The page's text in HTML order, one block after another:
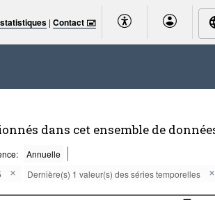
|Contact 🖃
dans cet ensemble de
Annuelle
Dernière(s) 1 valeur(s) des séries temporelles